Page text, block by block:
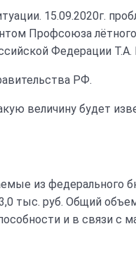
15.09.2020г.
Профсоюза
Федерации Т.А.
РФ.
величину будет
из федерального
тыс. руб. Общий
и в связи с